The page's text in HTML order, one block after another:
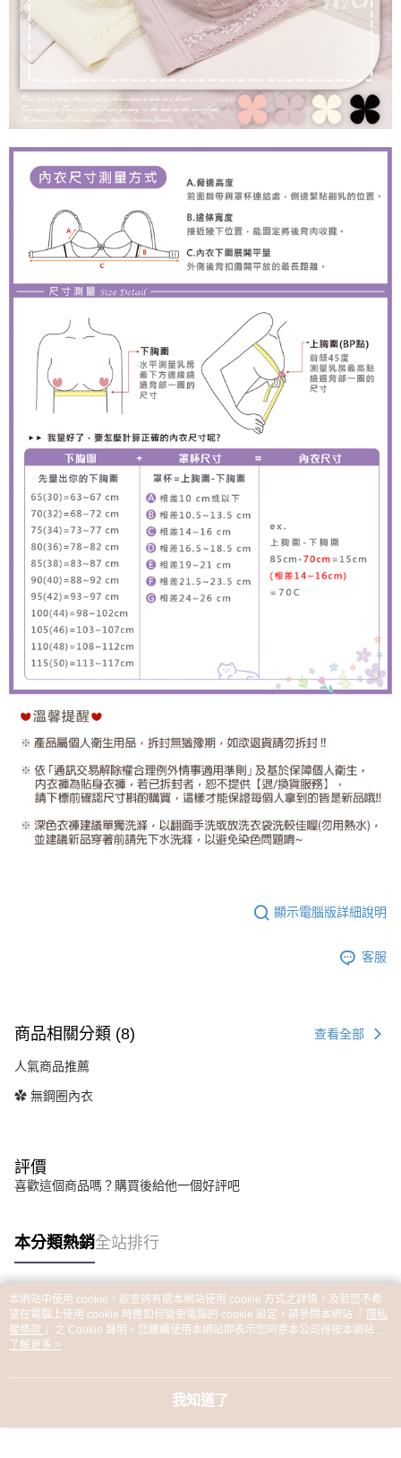
顯示電腦版詳細說明
客服
商品相關分類 (8) 查看全部
人氣商品推薦
✿ 無鋼圈內衣
評價
喜歡這個商品嗎？購買後給他一個好評吧
本分類熱銷全站排行
熱門標籤
本網站中使用 cookie，欲查詢有關本網站使用 cookie 方式之詳情，及若您不希
望在電腦上使用 cookie 時應如何變更電腦的 cookie 設定，請參閱本網站「 隱私
權條款 」之 Cookie 聲明。您繼續使用本網站即表示您同意本公司得按本網站使
用條款之 Cookie 聲明使用 cookie。
了解更多 >
我知道了